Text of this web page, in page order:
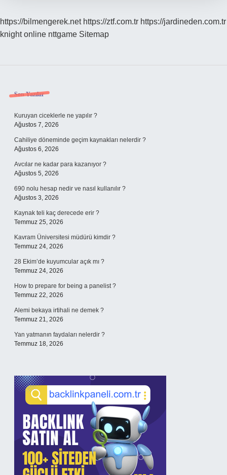
https://bilmengerek.net https://ztf.com.tr https://jardineden.com.tr
knight online nttgame Sitemap
Sidebar
Son Yazılar
Kuruyan ciceklerle ne yapılır ?
Ağustos 7, 2026
Cahiliye döneminde geçim kaynakları nelerdir ?
Ağustos 6, 2026
Avcılar ne kadar para kazanıyor ?
Ağustos 5, 2026
690 nolu hesap nedir ve nasıl kullanılır ?
Ağustos 3, 2026
Kaynak teli kaç derecede erir ?
Temmuz 25, 2026
Kavram Üniversitesi müdürü kimdir ?
Temmuz 24, 2026
28 Ekim’de kuyumcular açık mı ?
Temmuz 24, 2026
How to prepare for being a panelist ?
Temmuz 22, 2026
Alemi bekaya irtihali ne demek ?
Temmuz 21, 2026
Yan yatmanın faydaları nelerdir ?
Temmuz 18, 2026